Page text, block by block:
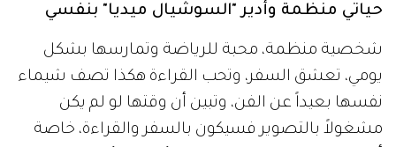
حياتي منظمة وأدير "السوشيال ميديا" بنفسي
شخصية منظمة، محبة للرياضة وتمارسها بشكل
يومي، تعشق السفر، وتحب القراءة هكذا تصف شيماء
نفسها بعيداً عن الفن، وتبين أن وقتها لو لم يكن
مشغولاً بالتصوير فسيكون بالسفر والقراءة، خاصة